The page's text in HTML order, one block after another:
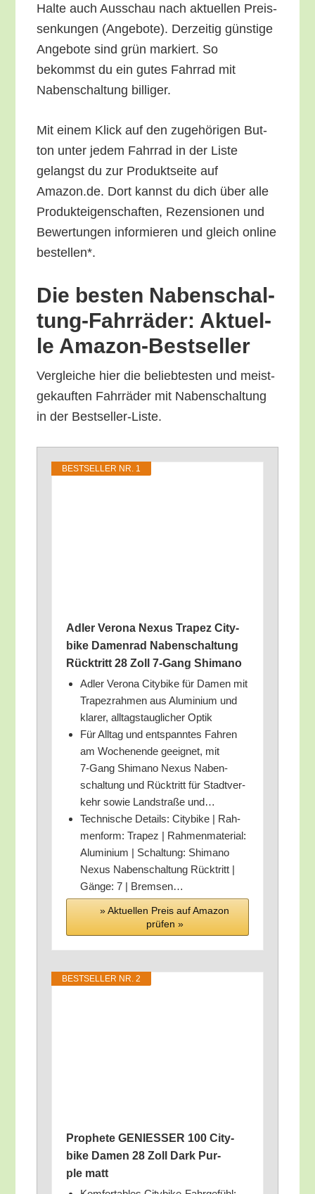
Hal­te auch Aus­schau nach aktu­el­len Preis­
sen­kun­gen (Ange­bo­te). Der­zei­tig güns­ti­ge
Ange­bo­te sind grün mar­kiert. So
bekommst du ein gutes Fahr­rad mit
Naben­schal­tung billiger.
Mit einem Klick auf den zuge­hö­ri­gen But­
ton unter jedem Fahr­rad in der Lis­te
gelangst du zur Pro­dukt­sei­te auf
Amazon.de. Dort kannst du dich über alle
Pro­duk­tei­gen­schaf­ten, Rezen­sio­nen und
Bewer­tun­gen infor­mie­ren und gleich online
bestellen*.
Die bes­ten Naben­schal­
tung-Fahr­rä­der: Aktu­el­
le Amazon-Bestseller
Ver­glei­che hier die belieb­tes­ten und meist­
ge­kauf­ten Fahr­rä­der mit Naben­schal­tung
in der Bestseller-Liste.
BEST­SEL­LER NR. 1
Adler Vero­na Nexus Tra­pez City­
bike Damen­rad Naben­schal­tung
Rück­tritt 28 Zoll 7‑Gang Shimano
Adler Vero­na City­bike für Damen mit
Tra­pez­rah­men aus Alu­mi­ni­um und
kla­rer, all­tags­taug­li­cher Optik
Für All­tag und ent­spann­tes Fah­ren
am Wochen­en­de geeig­net, mit
7‑Gang Shi­ma­no Nexus Naben­
schal­tung und Rück­tritt für Stadt­ver­
kehr sowie Land­stra­ße und…
Tech­ni­sche Details: City­bike | Rah­
men­form: Tra­pez | Rah­men­ma­te­ri­al:
Alu­mi­ni­um | Schal­tung: Shi­ma­no
Nexus Naben­schal­tung Rück­tritt |
Gän­ge: 7 | Bremsen…
» Aktu­el­len Preis auf Ama­zon
prü­fen »
BEST­SEL­LER NR. 2
Pro­phe­te GENIESSER 100 City­
bike Damen 28 Zoll Dark Pur­
ple matt